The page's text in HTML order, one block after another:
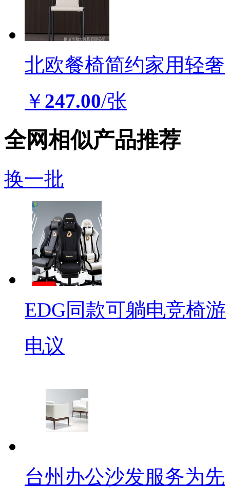
北欧餐椅简约家用轻奢
￥ 247.00/张
全网相似产品推荐
换一批
EDG同款可躺电竞椅游
电议
台州办公沙发服务为先